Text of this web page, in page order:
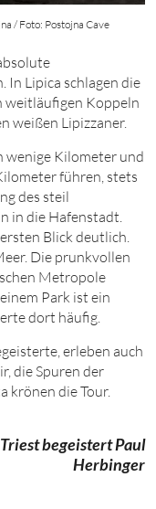
/ Foto: Postojna Cave
In Lipica schlagen die
weitläufigen Koppeln
weißen Lipizzaner.
wenige Kilometer und
führen, stets
des steil
in die Hafenstadt.
Blick deutlich.
Die prunkvollen
Metropole
Park ist ein
dort häufig.
erleben auch
die Spuren der
krönen die Tour.
begeistert Paul
Herbinger